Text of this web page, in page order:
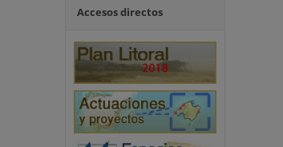
Accesos directos